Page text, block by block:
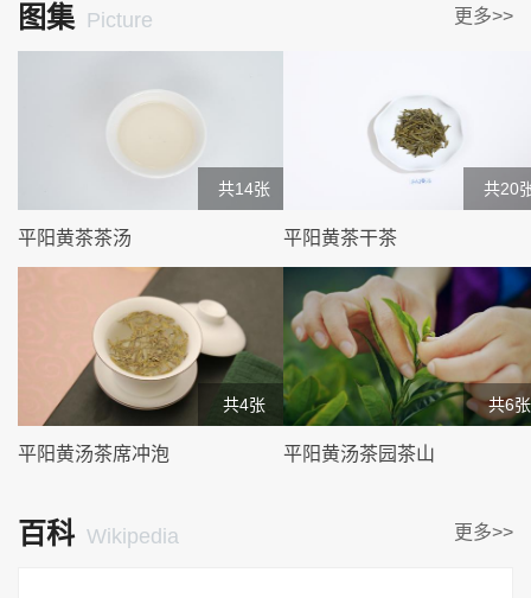
图集 Picture 更多>>
共14张
平阳黄茶茶汤
共20
平阳黄茶干茶
共4张
平阳黄汤茶席冲泡
共6张
平阳黄汤茶园茶山
百科 Wikipedia 更多>>